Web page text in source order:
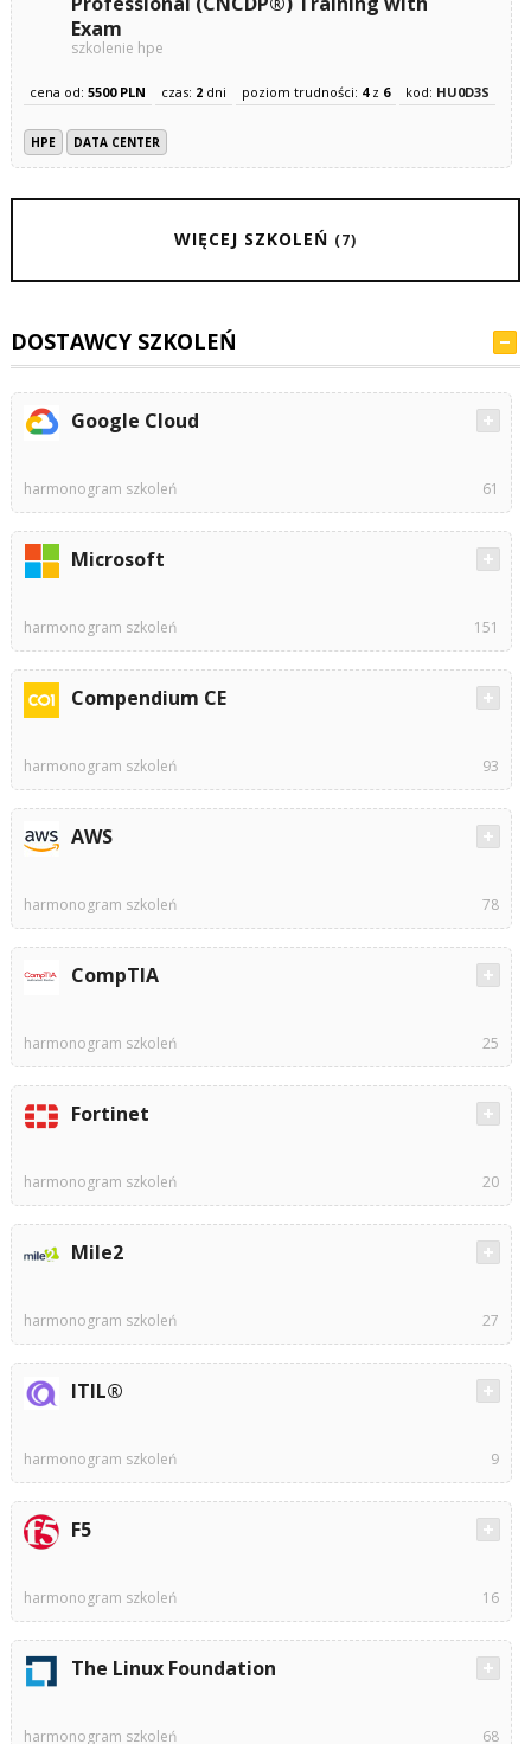
Exam
szkolenie hpe
cena od: 5500 PLN czas: 2dni poziom trudności: 4z 6 kod: HU0D3S
HPE DATA CENTER
WIĘCEJ SZKOLEŃ (7)
DOSTAWCY SZKOLEŃ
Google Cloud
harmonogram szkoleń 61
Microsoft
harmonogram szkoleń 151
Compendium CE
harmonogram szkoleń 93
AWS
harmonogram szkoleń 78
CompTIA
harmonogram szkoleń 25
Fortinet
harmonogram szkoleń 20
Mile2
harmonogram szkoleń 27
ITIL®
harmonogram szkoleń 9
F5
harmonogram szkoleń 16
The Linux Foundation
harmonogram szkoleń 68